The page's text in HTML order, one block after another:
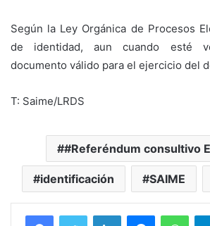
Según la Ley Orgánica de Procesos
de identidad, aun cuando esté
documento válido para el ejercicio del
T: Saime/LRDS
#Referéndum consultivo
identificación SAIME
FacebookTwitter LinkedInMessenger